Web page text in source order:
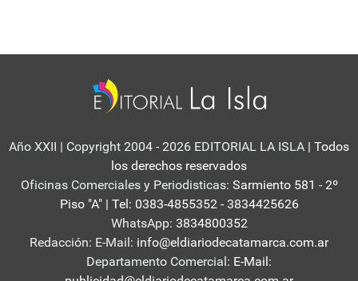
Año XXII | Copyright 2004 - 2026 EDITORIAL LA ISLA | Todos
los derechos reservados
Oficinas Comerciales y Periodisticas: Sarmiento 581 - 2º
Piso "A" | Tel: 0383-4855352 - 3834425626
WhatsApp: 3834800352
Redacción: E-Mail: info@eldiariodecatamarca.com.ar
Departamento Comercial: E-Mail: